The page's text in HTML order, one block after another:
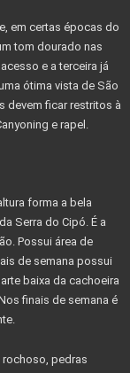
em certas épocas do
tom dourado nas
e a terceira já
ótima vista de São
devem ficar restritos à
e rapel.
forma a bela
Serra do Cipó. É a
Possui área de
de semana possui
baixa da cachoeira
finais de semana é
pedras